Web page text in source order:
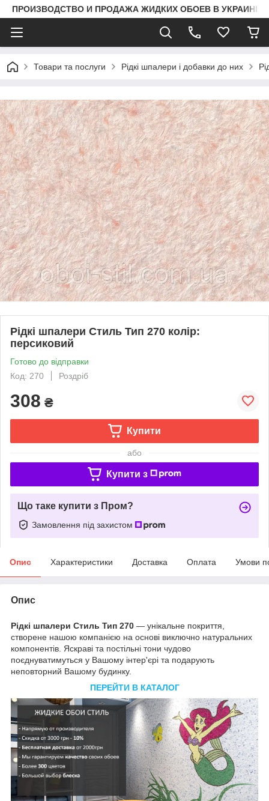
ПРОИЗВОДСТВО И ПРОДАЖА ЖИДКИХ ОБОЕВ В УКРАИНЕ
Товари та послуги Рідкі шпалери і добавки до них
Рідкі шпалери Стиль Тип 270 колір:
персиковий
Готово до відправки
Код: 270
Роздріб
308 ₴
Купити
або
Купити з
Що таке купити з Пром?
Замовлення під захистом
Опис Характеристики Доставка Оплата Умови
Опис
Рідкі шпалери Стиль Тип 270 — унікальне покриття,
створене нашою компанією на основі виключно натуральних
компонентів. Яскраві та постільні тони чудово
поєднуватимуться у Вашому інтер'єрі та подарують
неповторний Вашому будинку.
ПЕРЕЙТИ В КАТАЛОГ